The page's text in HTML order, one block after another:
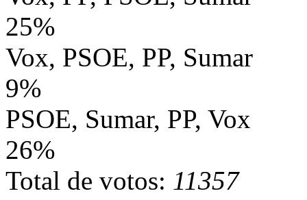
25%
Vox, PSOE, PP, Sumar
9%
PSOE, Sumar, PP, Vox
26%
Total de votos: 11357